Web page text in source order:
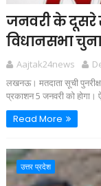
जनवरी के दूसरे
विधानसभा
Aajtak24news
लखनऊ। मतदाता सूची
प्रकाशन 5 जनवरी को होगा।
Read More
उत्तर प्रदेश